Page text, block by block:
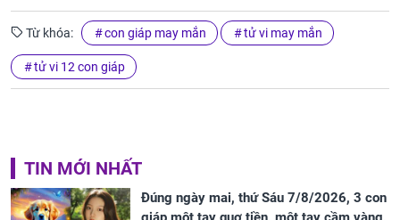
Từ khóa: con giáp may mắn tử vi may mắn
tử vi 12 con giáp
TIN MỚI NHẤT
Đúng ngày mai, thứ Sáu 7/8/2026, 3 con